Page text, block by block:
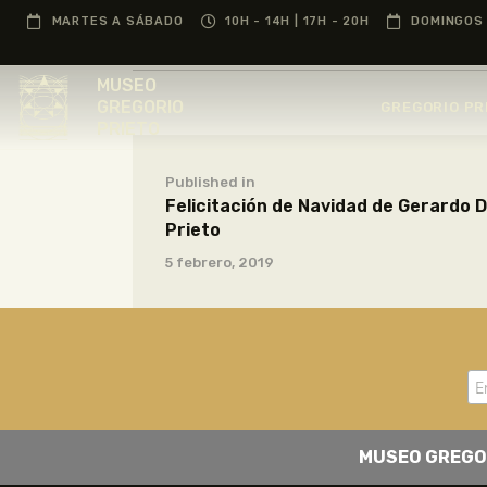
MARTES A SÁBADO 10H - 14H | 17H - 20H
MUSEO
Published in
Felicitación de Navidad de Gerardo
Prieto
5 febrero, 2019
MUSEO